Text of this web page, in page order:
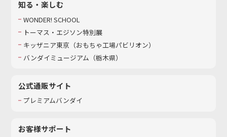
知る・楽しむ
WONDER! SCHOOL
トーマス・エジソン特別展
キッザニア東京（おもちゃ工場パビリオン）​
バンダイミュージアム（栃木県）
公式通販サイト
プレミアムバンダイ
お客様サポート